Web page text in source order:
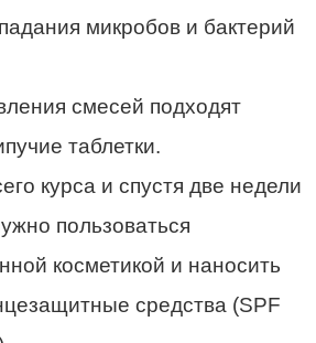
микробов и бактерий
смесей подходят
таблетки.
курса и спустя две недели
пользоваться
косметикой и наносить
средства (SPF